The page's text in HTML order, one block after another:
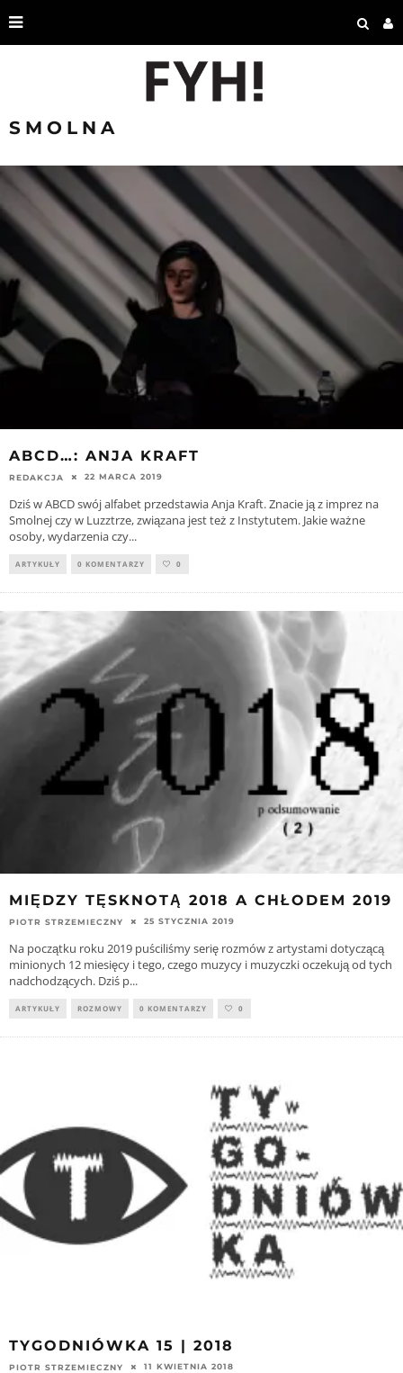
SMOLNA
ABCD…: ANJA KRAFT
REDAKCJA 22 MARCA 2019
Dziś w ABCD swój alfabet przedstawia Anja Kraft. Znacie ją z imprez na
Smolnej czy w Luzztrze, związana jest też z Instytutem. Jakie ważne
osoby, wydarzenia czy...
ARTYKUŁY 0 KOMENTARZY 0
MIĘDZY TĘSKNOTĄ 2018 A CHŁODEM 2019
PIOTR STRZEMIECZNY 25 STYCZNIA 2019
Na początku roku 2019 puściliśmy serię rozmów z artystami dotyczącą
minionych 12 miesięcy i tego, czego muzycy i muzyczki oczekują od tych
nadchodzących. Dziś p...
ARTYKUŁY ROZMOWY 0 KOMENTARZY 0
TYGODNIÓWKA 15 | 2018
PIOTR STRZEMIECZNY 11 KWIETNIA 2018